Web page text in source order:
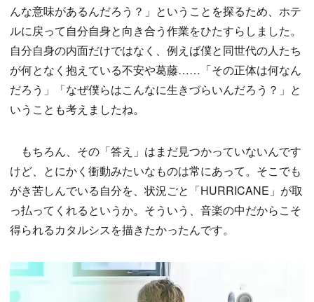
んな意味があるんだろう？」ということを探るため、ホテ
ルに戻って自分自身と向き合う作業をひたすらしました。
自分自身の内面だけではなく、例えば僕と同世代の人たち
が何となく抱えている不安や葛藤……「その正体は何なん
だろう」「なぜ僕らはこんなに生きづらいんだろう？」と
いうことも考えましたね。
もちろん、その「答え」はまだ見つかっていないんです
けど、とにかく衝動みたいなものは常にあって。そこでも
がき苦しんでいる自分を、状況ごと「HURRICANE」が取
っ払ってくれるというか。そういう、音楽の中だからこそ
得られるカタルシスを描きたかったんです。